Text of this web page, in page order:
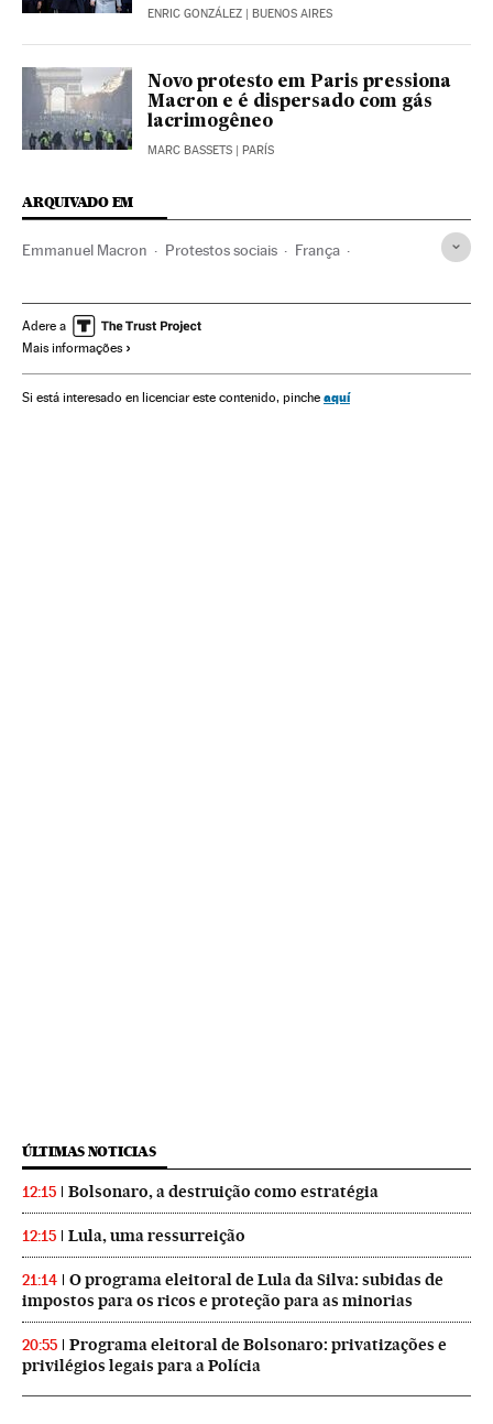
ENRIC GONZÁLEZ | BUENOS AIRES
Novo protesto em Paris pressiona
Macron e é dispersado com gás
lacrimogêneo
MARC BASSETS | PARÍS
ARQUIVADO EM
Emmanuel Macron Protestos sociais França
Problemas sociais Sociedade
Adere a
Mais informações
Si está interesado en licenciar este contenido, pinche aquí
ÚLTIMAS NOTICIAS
12:15 Bolsonaro, a destruição como estratégia
12:15 Lula, uma ressurreição
21:14
O programa eleitoral de Lula da Silva: subidas de
impostos para os ricos e proteção para as minorias
20:55
Programa eleitoral de Bolsonaro: privatizações e
privilégios legais para a Polícia